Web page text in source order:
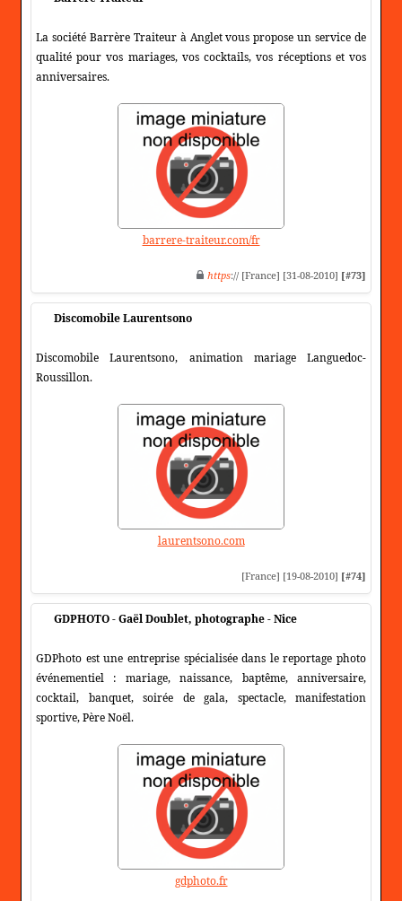
La société Barrère Traiteur à Anglet vous propose un service de
qualité pour vos mariages, vos cocktails, vos réceptions et vos
anniversaires.
barrere-traiteur.com/fr
https:// [France] [31-08-2010] [#73]
Discomobile Laurentsono
Discomobile Laurentsono, animation mariage Languedoc-
Roussillon.
laurentsono.com
[France] [19-08-2010] [#74]
GDPHOTO - Gaël Doublet, photographe - Nice
GDPhoto est une entreprise spécialisée dans le reportage photo
événementiel : mariage, naissance, baptême, anniversaire,
cocktail, banquet, soirée de gala, spectacle, manifestation
sportive, Père Noël.
gdphoto.fr